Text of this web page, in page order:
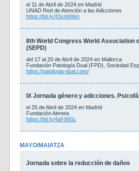
el 11 de Abril de 2024 en Madrid
UNAD Red de Atención a las Adicciones
https://bit.ly/43xnWAm
8th World Congress World Association
(SEPD)
del 17 al 20 de Abril de 2024 en Mallorca
Fundación Patología Dual (FPD), Sociedad
https://patologia-dual.com/
IX Jornada género y adicciones.
el 25 de Abril de 2024 en Madrid
Fundación Atenea
https://bit.ly/4aF660z
MAYO/MAIATZA
Jornada sobre la reducción de daños